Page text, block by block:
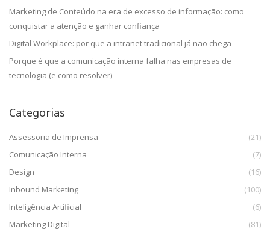
Marketing de Conteúdo na era de excesso de informação: como
conquistar a atenção e ganhar confiança
Digital Workplace: por que a intranet tradicional já não chega
Porque é que a comunicação interna falha nas empresas de
tecnologia (e como resolver)
Categorias
Assessoria de Imprensa
(21)
Comunicação Interna
(7)
Design
(16)
Inbound Marketing
(100)
Inteligência Artificial
(6)
Marketing Digital
(81)